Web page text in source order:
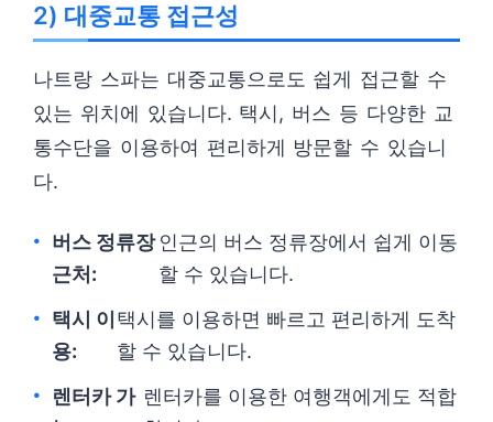
2) 대중교통 접근성
나트랑 스파는 대중교통으로도 쉽게 접근할 수
있는 위치에 있습니다. 택시, 버스 등 다양한 교
통수단을 이용하여 편리하게 방문할 수 있습니
다.
버스 정류장
근처:
인근의 버스 정류장에서 쉽게 이동
할 수 있습니다.
택시 이
용:
택시를 이용하면 빠르고 편리하게 도착
할 수 있습니다.
렌터카 가 렌터카를 이용한 여행객에게도 적합